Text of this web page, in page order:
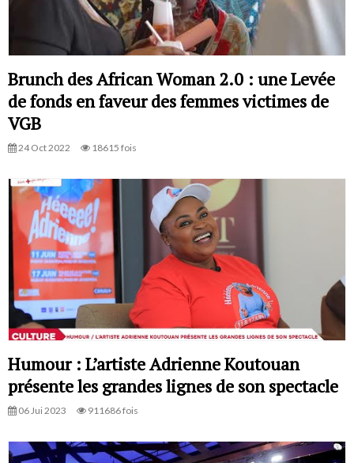
Brunch des African Woman 2.0 : une Levée
de fonds en faveur des femmes victimes de
VGB
24 Oct 2022 18615 fois
Humour : L’artiste Adrienne Koutouan
présente les grandes lignes de son spectacle
06 Jui 2023 911686 fois